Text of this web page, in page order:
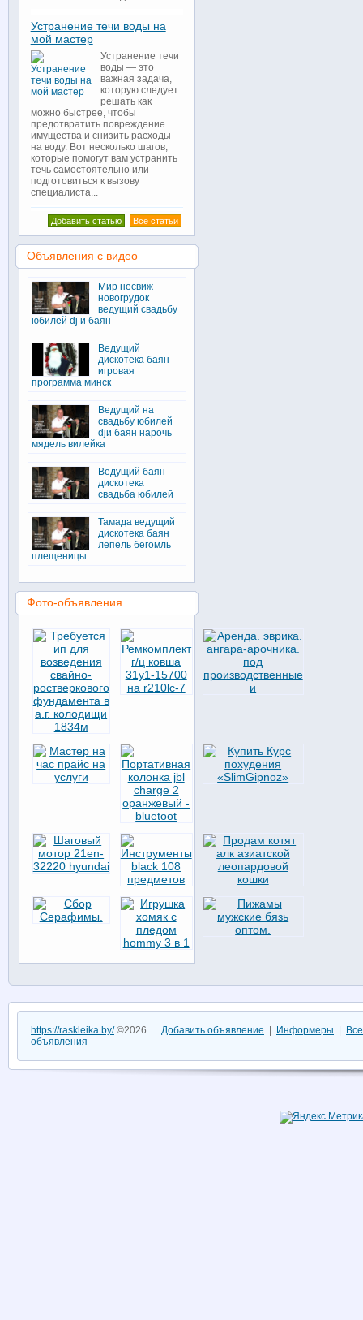
Устранение течи воды на
мой мастер
Устранение течи
воды — это
важная задача,
которую следует
решать как
можно быстрее, чтобы
предотвратить повреждение
имущества и снизить расходы
на воду. Вот несколько шагов,
которые помогут вам устранить
течь самостоятельно или
подготовиться к вызову
специалиста...
Все статьи
Добавить статью
Объявления с видео
Мир несвиж
новогрудок
ведущий свадьбу
юбилей dj и баян
Ведущий
дискотека баян
игровая
программа минск
Ведущий на
свадьбу юбилей
djи баян нарочь
мядель вилейка
Ведущий баян
дискотека
свадьба юбилей
Тамада ведущий
дискотека баян
лепель бегомль
плещеницы
Фото-объявления
https://raskleika.by/©2026 Добавить объявление Информеры
объявления